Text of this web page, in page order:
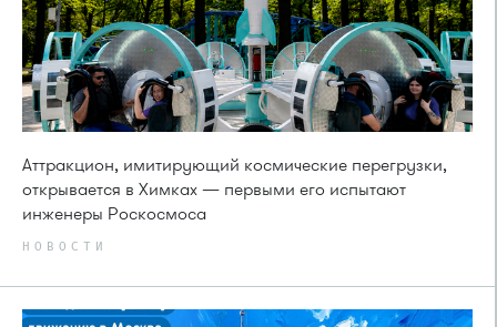
Аттракцион, имитирующий космические перегрузки,
открывается в Химках — первыми его испытают
инженеры Роскосмоса
НОВОСТИ